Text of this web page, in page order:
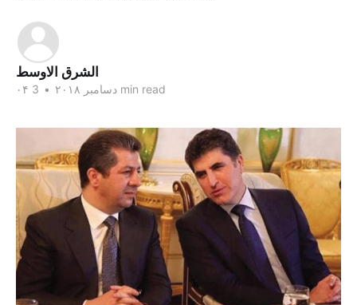
الشرق الاوسط
۰۴ دسامبر ۲۰۱۸ • 3 min read